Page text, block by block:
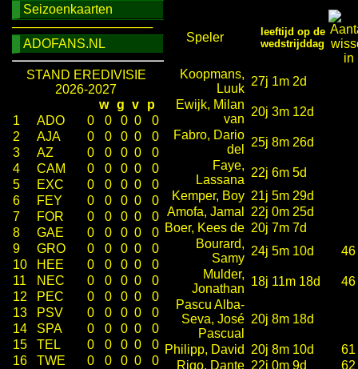
Seizoenkaarten
────────────────
ADOFANS.NL
STAND EREDIVISIE
2026-2027
w g v
p
1
ADO 0 0 0 0
0
2
AJA 0 0 0 0
0
3
AZ 0 0 0 0
0
4
CAM 0 0 0 0
0
5
EXC 0 0 0 0
0
6
FEY 0 0 0 0
0
7
FOR 0 0 0 0
0
8
GAE 0 0 0 0
0
9
GRO 0 0 0 0
0
10
HEE 0 0 0 0
0
11
NEC 0 0 0 0
0
12
PEC 0 0 0 0
0
13
PSV 0 0 0 0
0
14
SPA 0 0 0 0
0
15
TEL 0 0 0 0
0
16
TWE 0 0 0 0
0
Speler
leeftijd op de
wedstrijddag
Koopmans,
Luuk
27j 1m 2d
Ewijk, Milan
van
20j 3m 12d
Fabro, Dario
del
25j 8m 26d
Faye,
Lassana
22j 6m 5d
Kemper, Boy 21j 5m 29d
Amofa, Jamal
22j 0m 25d
Boer, Kees de 20j 7m 7d
Bourard,
Samy
24j 5m 10d
46
Mulder,
Jonathan
18j 11m 18d
46
Pascu Alba-
Seva, José
Pascual
20j 8m 18d
Philipp, David 20j 8m 10d
61
Rigo, Dante 22j 0m 9d
62